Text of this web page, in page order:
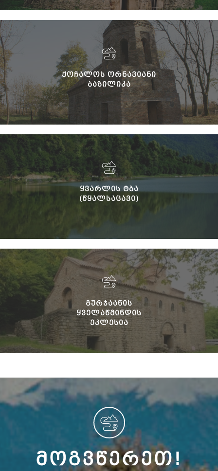
ᲥᲝᲩᲐᲚᲝᲡ ᲝᲠᲜᲐᲕᲘᲐᲜᲘ
ᲑᲐᲖᲘᲚᲘᲙᲐ
ᲧᲕᲐᲠᲚᲘᲡ ᲢᲑᲐ
(ᲬᲧᲐᲚᲡᲐᲪᲐᲕᲘ)
ᲒᲣᲠᲯᲐᲐᲜᲘᲡ
ᲧᲕᲔᲚᲐᲬᲛᲘᲜᲓᲘᲡ
ᲔᲙᲚᲔᲡᲘᲐ
ᲛᲝᲒᲕᲬᲔᲠᲔᲗ!